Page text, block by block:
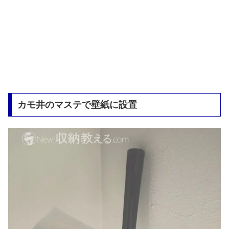
カモ井のマステで壁紙に設置